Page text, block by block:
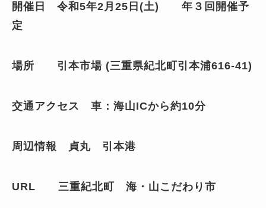
開催 日 令和 5年2月 25 日 (土) 年３回開催予
定
場所 引本市場 (三重県紀北町引本浦616-41)
交通アクセス 車：海山ICから約10分
周辺情報 貞丸 引本港
URL 三重紀北町 海・山こだわり市